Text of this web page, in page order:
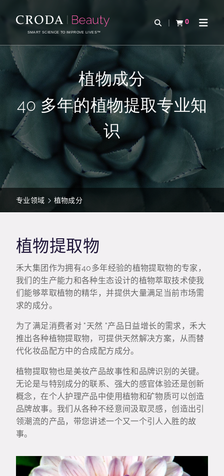
CONTENTSMART SCIENCE TO IMPROVE LIVES™
Open Search
0
查看购物车Open
植物成分
40 多年的植物提取专业知
识
专业领域 植物成分
植物提取物
禾大集团作为拥有40多年经验的植物提取物的专家，
我们的生产能力和各种生态设计的植物萃取技术使我
们能够萃取植物的精华，并提供大量满足当前市场需
求的成分。
为了满足消费者对 "天然 "产品日益增长的需求，禾大
推出各种植物提取物，可提供天然解决方案，从而替
代化妆品配方中的合成配方成分。
植物提取物也是美妆产品故事性和品牌识别的关键。
无论是与特别成分的联系、强大的感官体验还是创新
概念，在个人护理产品中使用植物和矿物质可以创造
品牌故事。我们从各种不经意间汲取灵感，创造出引
领潮流的产品，带您讲述一个又一个引人入胜的故
事。